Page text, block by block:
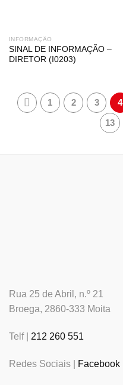
INFORMAÇÃO
SINAL DE INFORMAÇÃO –
DIRETOR (I0203)
1 2 3 4
13
Rua 25 de Abril, n.º 21
Broega, 2860-333 Moita
Telf | 212 260 551
Redes Sociais | Facebook